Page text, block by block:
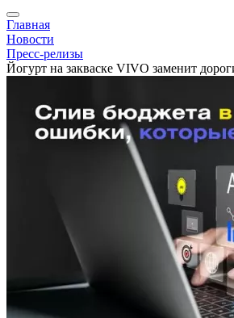
Главная
Новости
Пресс-релизы
Йогурт на закваске VIVO заменит